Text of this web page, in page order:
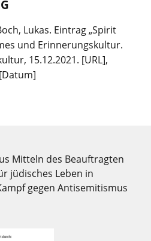
Lukas. Eintrag „Spirit
und Erinnerungskultur.
15.12.2021. [URL],
Mitteln des Beauftragten
jüdisches Leben in
gegen Antisemitismus